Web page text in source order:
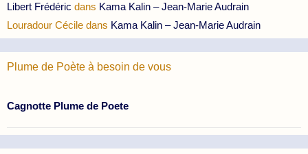
Libert Frédéric dans Kama Kalin – Jean-Marie Audrain
Louradour Cécile dans Kama Kalin – Jean-Marie Audrain
Plume de Poète à besoin de vous
Cagnotte Plume de Poete